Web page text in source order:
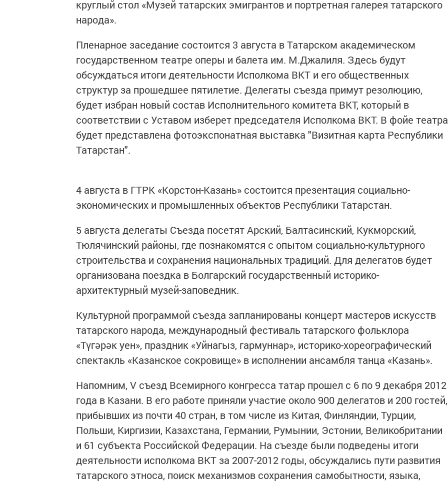
круглый стол «Музей татарских эмигрантов и портретная галерея татарского
народа».
Пленарное заседание состоится 3 августа в Татарском академическом
государственном театре оперы и балета им. М.Джалиля. Здесь будут
обсуждаться итоги деятельности Исполкома ВКТ и его общественных
структур за прошедшее пятилетие. Делегаты съезда примут резолюцию,
будет избран новый состав Исполнительного комитета ВКТ, который в
соответствии с Уставом изберет председателя Исполкома ВКТ. В фойе театра
будет представлена фотоэкспонатная выставка "Визитная карта Республики
Татарстан".
4 августа в ГТРК «Корстон-Казань» состоится презентация социально-
экономических и промышленных объектов Республики Татарстан.
5 августа делегаты Съезда посетят Арский, Балтасинский, Кукморский,
Тюлячинский районы, где познакомятся с опытом социально-культурного
строительства и сохранения национальных традиций. Для делегатов будет
организована поездка в Болгарский государственный историко-
архитектурный музей-заповедник.
Культурной программой съезда запланированы концерт мастеров искусств
татарского народа, международный фестиваль татарского фольклора
«Түгәрәк уен», праздник «Уйнагыз, гармуннар», историко-хореографический
спектакль «Казанское сокровище» в исполнении ансамбля танца «Казань».
Напомним, V съезд Всемирного конгресса татар прошел с 6 по 9 декабря 2012
года в Казани. В его работе приняли участие около 900 делегатов и 200 гостей,
прибывших из почти 40 стран, в том числе из Китая, Финляндии, Турции,
Польши, Киргизии, Казахстана, Германии, Румынии, Эстонии, Великобритании
и 61 субъекта Российской Федерации. На съезде были подведены итоги
деятельности исполкома ВКТ за 2007-2012 годы, обсуждались пути развития
татарского этноса, поиск механизмов сохранения самобытности, языка,